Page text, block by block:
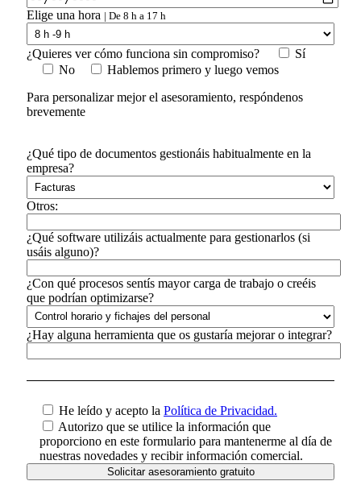
Elige una hora | De 8 h a 17 h
¿Quieres ver cómo funciona sin compromiso?
Sí
No
Hablemos primero y luego vemos
Para personalizar mejor el asesoramiento, respóndenos
brevemente
¿Qué tipo de documentos gestionáis habitualmente en la
empresa?
Otros:
¿Qué software utilizáis actualmente para gestionarlos (si
usáis alguno)?
¿Con qué procesos sentís mayor carga de trabajo o creéis
que podrían optimizarse?
¿Hay alguna herramienta que os gustaría mejorar o integrar?
He leído y acepto la Política de Privacidad.
Autorizo que se utilice la información que
proporciono en este formulario para mantenerme al día de
nuestras novedades y recibir información comercial.